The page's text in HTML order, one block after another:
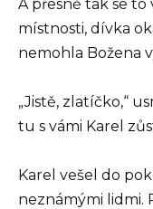
A přesně tak se to
místnosti, dívka
nemohla Božena
„Jistě, zlatíčko,“
tu s vámi Karel
Karel vešel do
neznámými lidmi.